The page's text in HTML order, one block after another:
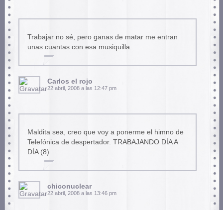
Trabajar no sé, pero ganas de matar me entran
unas cuantas con esa musiquilla.
Carlos el rojo
22 abril, 2008 a las 12:47 pm
Maldita sea, creo que voy a ponerme el himno de
Telefónica de despertador. TRABAJANDO DÍA A
DÍA (8)
chiconuclear
22 abril, 2008 a las 13:46 pm